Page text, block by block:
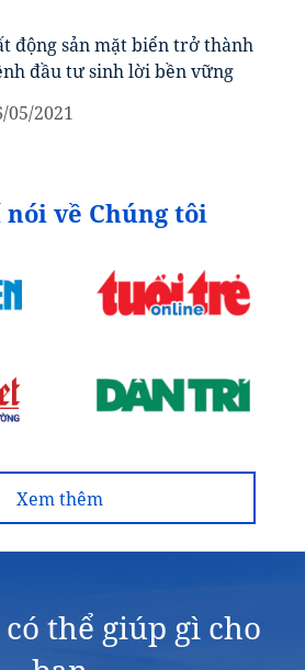
động sản mặt biển trở thành
đầu tư sinh lời bền vững
05/2021
nói về Chúng tôi
Xem thêm
thể giúp gì cho